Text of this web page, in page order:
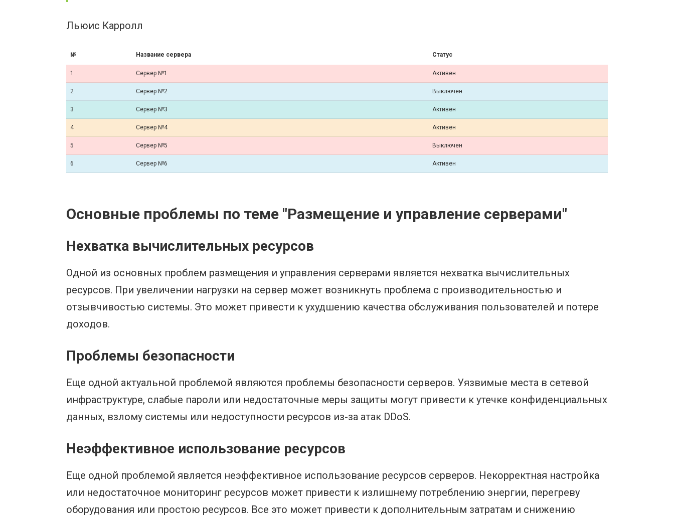
Льюис Карролл
№ Название сервера Статус
1 Сервер №1 Активен
2 Сервер №2 Выключен
3 Сервер №3 Активен
4 Сервер №4 Активен
5 Сервер №5 Выключен
6 Сервер №6 Активен
Основные проблемы по теме "Размещение и управление серверами"
Нехватка вычислительных ресурсов
Одной из основных проблем размещения и управления серверами является нехватка вычислительных
ресурсов. При увеличении нагрузки на сервер может возникнуть проблема с производительностью и
отзывчивостью системы. Это может привести к ухудшению качества обслуживания пользователей и потере
доходов.
Проблемы безопасности
Еще одной актуальной проблемой являются проблемы безопасности серверов. Уязвимые места в сетевой
инфраструктуре, слабые пароли или недостаточные меры защиты могут привести к утечке конфиденциальных
данных, взлому системы или недоступности ресурсов из-за атак DDoS.
Неэффективное использование ресурсов
Еще одной проблемой является неэффективное использование ресурсов серверов. Некорректная настройка
или недостаточное мониторинг ресурсов может привести к излишнему потреблению энергии, перегреву
оборудования или простою ресурсов. Все это может привести к дополнительным затратам и снижению